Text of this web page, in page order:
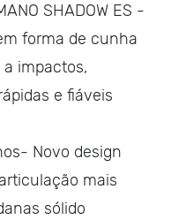
SHADOW ES -
forma de cunha
impactos,
e fiáveis
Novo design
mais
sólido